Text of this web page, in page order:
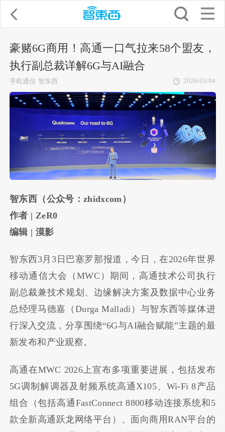
豪赌6G商用！高通一口气拉来58个盟友，
执行副总裁详解6G与AI融合
手机通信 智东西 2026/03/04
智东西（公众号：zhidxcom）
作者 | ZeR0
编辑 | 漠影
智东西3月3日巴塞罗那报道，今日，在2026年世界
移动通信大会（MWC）期间，高通技术公司执行
副总裁兼技术规划、边缘解决方案及数据中心业务
总经理马德嘉（Durga Malladi）与智东西等媒体进
行深入交流，分享围绕“6G与AI融合赋能”主题的最
新发布和产业观察。
高通在MWC 2026上宣布多项重要进展，包括发布
5G调制解调器及射频系统高通X105、Wi-Fi 8产品
组合（包括高通FastConnect 8800移动连接系统和5
款全新高通跃龙网络平台）、面向商用RAN平台的